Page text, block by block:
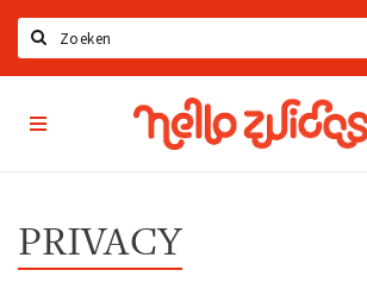
Home
Zuidas Jobs
Hello
Zuidas
App
PRIVACY